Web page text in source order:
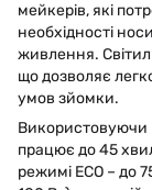
мейкерів, які
необхідності
живлення.
що дозволяє
умов зйомки.
Використовуючи
працює до 45
режимі ECO – до